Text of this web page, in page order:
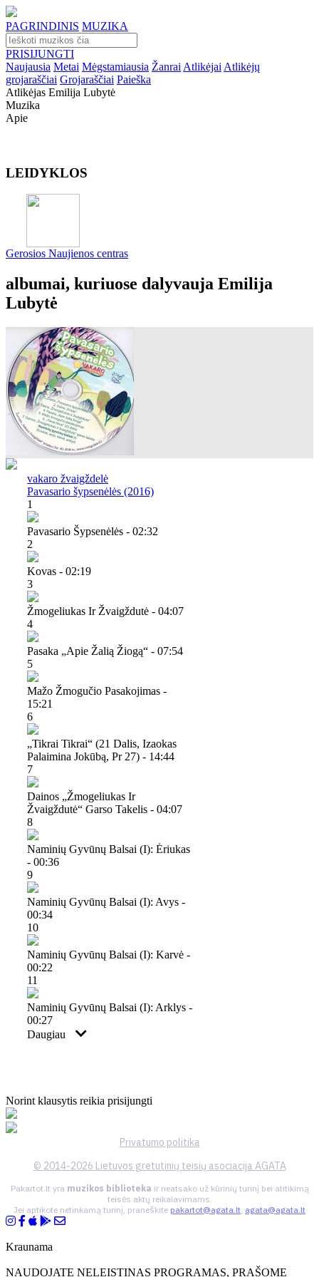
PAGRINDINIS MUZIKA
PRISIJUNGTI
Naujausia Metai Mėgstamiausia Žanrai Atlikėjai Atlikėjų
grojaraščiai Grojaraščiai Paieška
Atlikėjas Emilija Lubytė
Muzika
Apie
LEIDYKLOS
Gerosios Naujienos centras
albumai, kuriuose dalyvauja Emilija
Lubytė
vakaro žvaigždelė
Pavasario šypsenėlės (2016)
1
Pavasario Šypsenėlės - 02:32
2
Kovas - 02:19
3
Žmogeliukas Ir Žvaigždutė - 04:07
4
Pasaka „apie Žalią Žiogą“ - 07:54
5
Mažo Žmogučio Pasakojimas -
15:21
6
„tikrai Tikrai“ (21 Dalis, Izaokas
Palaimina Jokūbą, Pr 27) - 14:44
7
Dainos „žmogeliukas Ir
Žvaigždutė“ Garso Takelis - 04:07
8
Naminių Gyvūnų Balsai (i): Ėriukas
- 00:36
9
Naminių Gyvūnų Balsai (i): Avys -
00:34
10
Naminių Gyvūnų Balsai (i): Karvė -
00:22
11
Naminių Gyvūnų Balsai (i): Arklys -
00:27
Daugiau
Norint klausytis reikia prisijungti
Privatumo politika
© 2014-2026 Lietuvos gretutinių teisių asociacija AGATA
Pakartot.lt yra muzikos biblioteka ir neatsako už kūrinių turinį bei atitikimą
teisės aktų reikalavimams.
Jei aptikote netinkamą turinį, praneškite pakartot@agata.lt, agata@agata.lt
Kraunama
NAUDOJATE NELEISTINAS PROGRAMAS, PRAŠOME